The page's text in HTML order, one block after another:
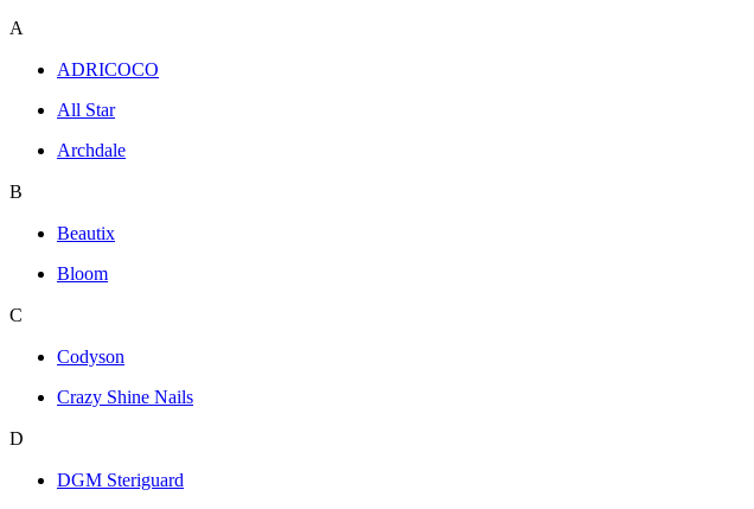
A
ADRICOCO
All Star
Archdale
B
Beautix
Bloom
C
Codyson
Crazy Shine Nails
D
DGM Steriguard